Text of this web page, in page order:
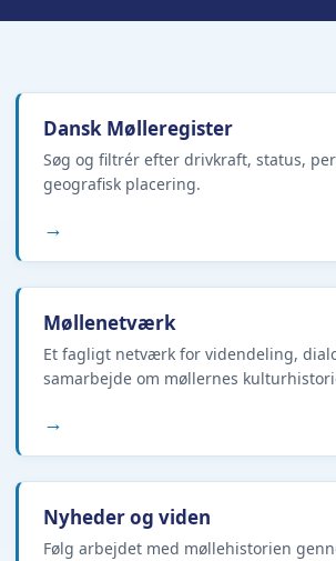
Dansk Mølleregister
Søg og filtrér efter drivkraft, status,
geografisk placering.
→
Møllenetværk
Et fagligt netværk for videndeling,
samarbejde om møllernes
→
Nyheder og viden
Følg arbejdet med møllehistorien